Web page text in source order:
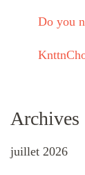
Do you
Archives
juillet 2026